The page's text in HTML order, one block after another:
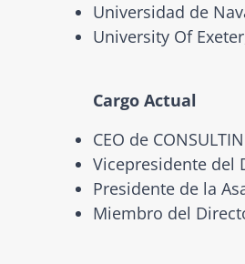
Universidad de
University Of
Cargo Actual
CEO de
Vicepresidente del
Presidente de la
Miembro del